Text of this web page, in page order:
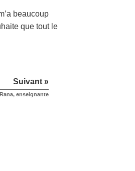
beaucoup
que tout le
Suivant »
Rana, enseignante